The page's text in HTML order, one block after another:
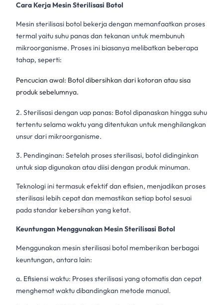
Cara Kerja Mesin Sterilisasi Botol
Mesin sterilisasi botol bekerja dengan memanfaatkan proses
termal yaitu suhu panas dan tekanan untuk membunuh
mikroorganisme. Proses ini biasanya melibatkan beberapa
tahap, seperti:
Pencucian awal: Botol dibersihkan dari kotoran atau sisa
produk sebelumnya.
2. Sterilisasi dengan uap panas: Botol dipanaskan hingga suhu
tertentu selama waktu yang ditentukan untuk menghilangkan
unsur dari mikroorganisme.
3. Pendinginan: Setelah proses sterilisasi, botol didinginkan
untuk siap digunakan atau diisi dengan produk minuman.
Teknologi ini termasuk efektif dan efisien, menjadikan proses
sterilisasi lebih cepat dan memastikan setiap botol sesuai
pada standar kebersihan yang ketat.
Keuntungan Menggunakan Mesin Sterilisasi Botol
Menggunakan mesin sterilisasi botol memberikan berbagai
keuntungan, antara lain:
a. Efisiensi waktu: Proses sterilisasi yang otomatis dan cepat
menghemat waktu dibandingkan metode manual.